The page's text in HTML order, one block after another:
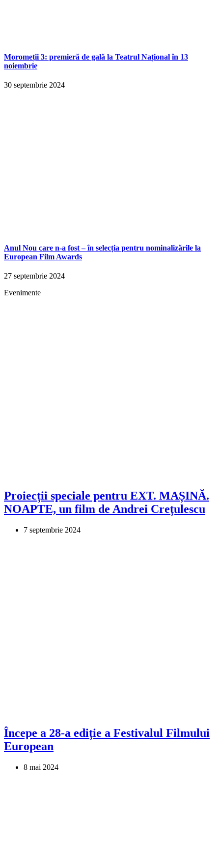
Moromeții 3: premieră de gală la Teatrul Național în 13
noiembrie
30 septembrie 2024
Anul Nou care n-a fost – în selecția pentru nominalizările la
European Film Awards
27 septembrie 2024
Evenimente
Proiecții speciale pentru EXT. MAȘINĂ.
NOAPTE, un film de Andrei Crețulescu
7 septembrie 2024
Începe a 28-a ediție a Festivalul Filmului
European
8 mai 2024